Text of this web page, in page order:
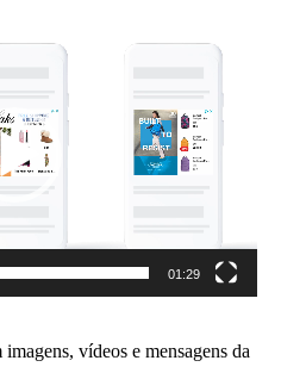
01:29
imagens, vídeos e mensagens da